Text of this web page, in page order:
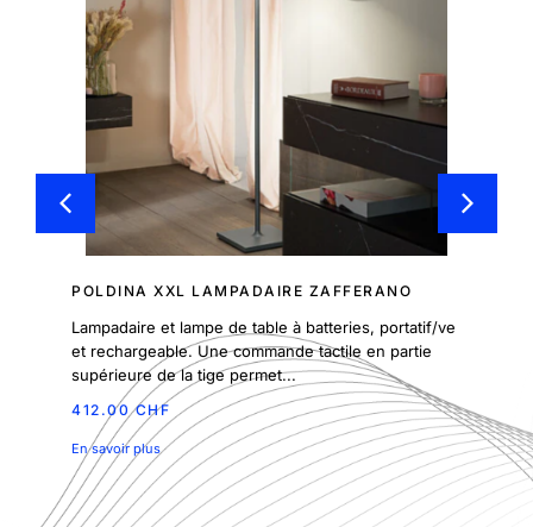
POLDINA XXL LAMPADAIRE ZAFFERANO
Lampadaire et lampe de table à batteries, portatif/ve
et rechargeable. Une commande tactile en partie
supérieure de la tige permet...
412.00 CHF
En savoir plus